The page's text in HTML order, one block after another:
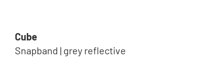
Cube
Snapband | grey reflective